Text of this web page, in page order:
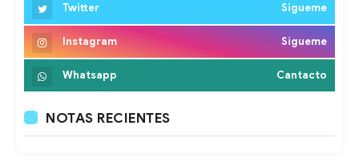
Twitter Sigueme
Instagram Sigueme
Whatsapp Cantacto
NOTAS RECIENTES